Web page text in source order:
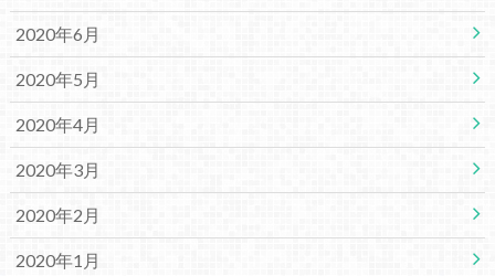
2020年6月
2020年5月
2020年4月
2020年3月
2020年2月
2020年1月